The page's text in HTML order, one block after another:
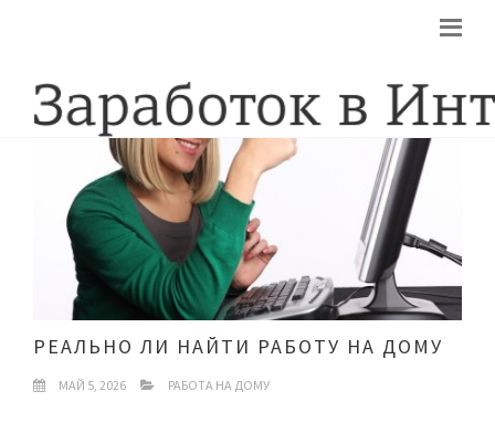
РЕАЛЬНО ЛИ НАЙТИ РАБОТУ НА ДОМУ
МАЙ 5, 2026 РАБОТА НА ДОМУ